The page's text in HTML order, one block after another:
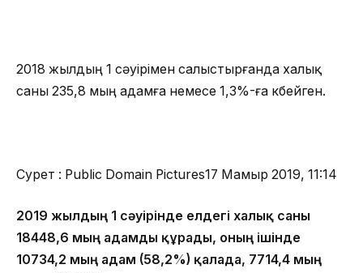
2018 жылдың 1 сәуірімен салыстырғанда халық
саны 235,8 мың адамға немесе 1,3%-ға көбейген.
Сурет : Public Domain Pictures17 Мамыр 2019, 11:14
2019 жылдың 1 сәуірінде елдегі халық саны
18448,6 мың адамды құрады, оның ішінде
10734,2 мың адам (58,2%) қалада, 7714,4 мың